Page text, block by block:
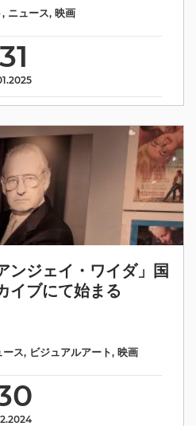
31
, ニュース, 映画
ンジェイ・ワイダ」国
イブにて始まる
ース, ビジュアルアート, 映画